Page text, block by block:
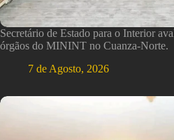
Secretário de Estado para o Interior
órgãos do MININT no Cuanza-Norte.
7 de Agosto, 2026